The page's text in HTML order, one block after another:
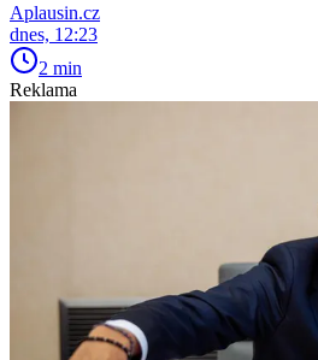
Aplausin.cz
dnes, 12:23
2 min
Reklama